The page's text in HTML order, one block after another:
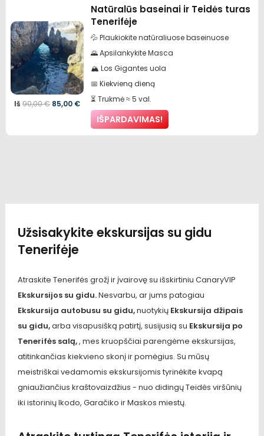
Iš 90,00€ Pradinė
85,00 €Dabartinė
kaina
Natūralūs baseinai ir Teidės turas
Tenerifėje
💦 Plaukiokite natūraliuose baseinuose
🌄 Apsilankykite Masca
🏔️ Los Gigantes uola
📅 Kiekvieną dieną
⏳ Trukmė ≈ 5 val.
IŠPARDAVIMAS!
Užsisakykite ekskursijas su gidu
Tenerifėje
Atraskite Tenerifės grožį ir įvairovę su išskirtiniu CanaryVIP
Ekskursijos su gidu.Nesvarbu, ar jums patogiau
Ekskursija autobusu su gidu,nuotykių Ekskursija džipais
su gidu,arba visapusišką patirtį, susijusią su Ekskursija po
Tenerifės salą,, mes kruopščiai parengėme ekskursijas,
atitinkančias kiekvieno skonį ir pomėgius. Su mūsų
meistriškai vedamomis ekskursijomis tyrinėkite kvapą
gniaužiančius kraštovaizdžius - nuo didingų Teidės viršūnių
iki istorinių Ikodo, Garačiko ir Maskos miestų.